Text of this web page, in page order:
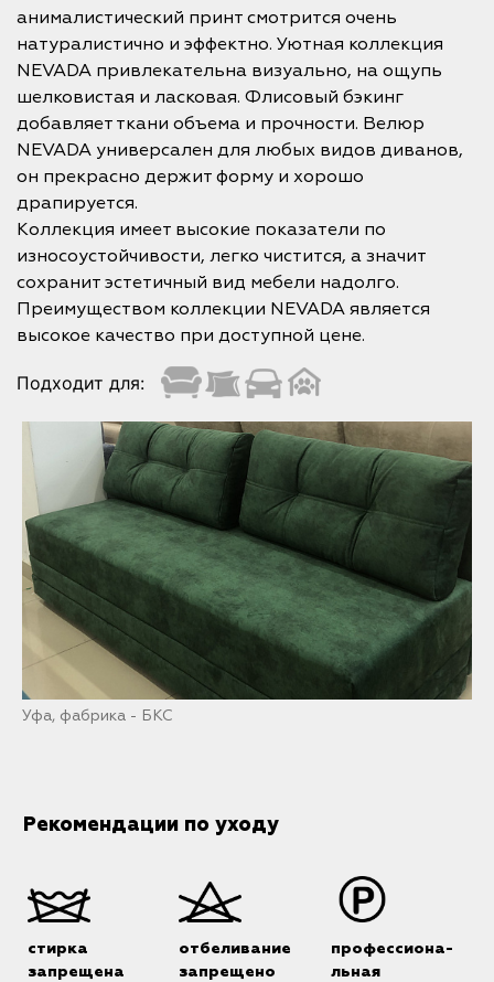
анималистический принт смотрится очень
натуралистично и эффектно. Уютная коллекция
NEVADA привлекательна визуально, на ощупь
шелковистая и ласковая. Флисовый бэкинг
добавляет ткани объема и прочности. Велюр
NEVADA универсален для любых видов диванов,
он прекрасно держит форму и хорошо
драпируется.
Коллекция имеет высокие показатели по
износоустойчивости, легко чистится, а значит
сохранит эстетичный вид мебели надолго.
Преимуществом коллекции NEVADA является
высокое качество при доступной цене.
Подходит для:
Уфа, фабрика - БКС
Рекомендации по уходу
стирка
запрещена
отбеливание
запрещено
профессиона-
льная